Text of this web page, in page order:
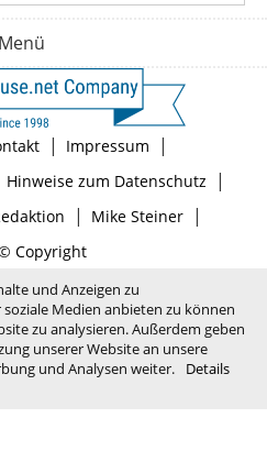
Menü
| Impressum |
Hinweise zum Datenschutz |
| Mike Steiner|
Copyright
und Anzeigen zu
Medien anbieten zu können
zu analysieren. Außerdem geben
unserer Website an unsere
und Analysen weiter.
Details